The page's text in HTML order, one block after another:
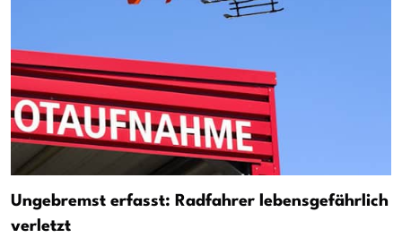
Ungebremst erfasst: Radfahrer lebensgefährlich
verletzt